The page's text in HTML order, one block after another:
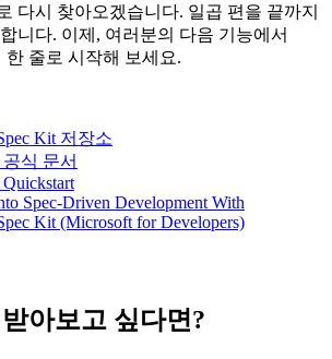
다시 찾아오겠습니다. 일곱 편을 끝까지
니다. 이제, 여러분의 다음 기능에서
한 줄로 시작해 보세요.
Kit 저장소
공식 문서
Spec-Driven Development With
Kit (Microsoft for Developers)
아보고 싶다면?